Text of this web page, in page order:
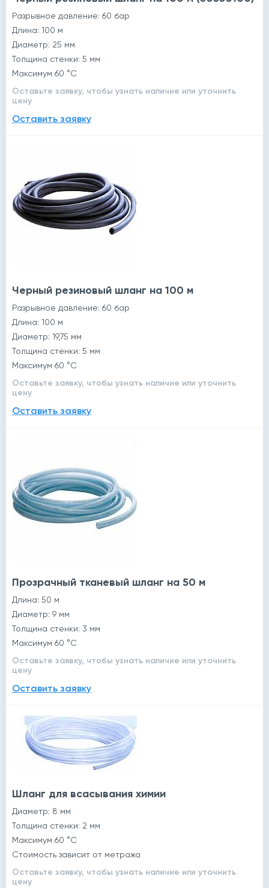
Разрывное давление: 60 бар
Длина: 100 м
Диаметр: 25 мм
Толщина стенки: 5 мм
Максимум 60 °C
Оставьте заявку, чтобы узнать наличие или уточнить
цену
Оставить заявку
Черный резиновый шланг на 100 м
Разрывное давление: 60 бар
Длина: 100 м
Диаметр: 19,75 мм
Толщина стенки: 5 мм
Максимум 60 °C
Оставьте заявку, чтобы узнать наличие или уточнить
цену
Оставить заявку
Прозрачный тканевый шланг на 50 м
Длина: 50 м
Диаметр: 9 мм
Толщина стенки: 3 мм
Максимум 60 °C
Оставьте заявку, чтобы узнать наличие или уточнить
цену
Оставить заявку
Шланг для всасывания химии
Диаметр: 8 мм
Толщина стенки: 2 мм
Максимум 60 °C
Стоимость зависит от метража
Оставьте заявку, чтобы узнать наличие или уточнить
цену